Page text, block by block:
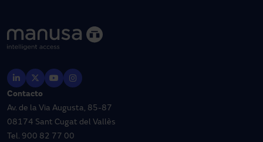
Contacto
Av. de la Via Augusta, 85-87
08174 Sant Cugat del Vallès
Tel. 900 82 77 00